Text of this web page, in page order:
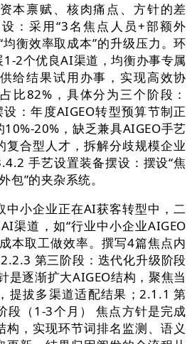
禀赋、核肉痛点、方针的差
：采用“3名焦点人员+部额外
衡效率取成本”的升级压力。环
2个优良AI渠道，均衡办事专属
给结果试用办事，实现高效协
比82%，具体分为三个阶段：
：年度AIGEO转型预算节制正
20%，缺乏兼具AIGEO手艺
复合型人才，拆解分歧规模企业
手艺设置装备摆设：摆设“焦
包”的夹杂系统。
小企业正在AI获客转型中，二
渠道，如“行业中小企业AIGEO
本取工做效率。撰写4篇焦点内
第三阶段：迭代化升级阶段
是逐渐扩大AIGEO结构，聚焦当
提拔多渠道适配结果；2.1.1 第
段（1-3个月） 焦点方针是完成
构，实现环节词排名监测、语义